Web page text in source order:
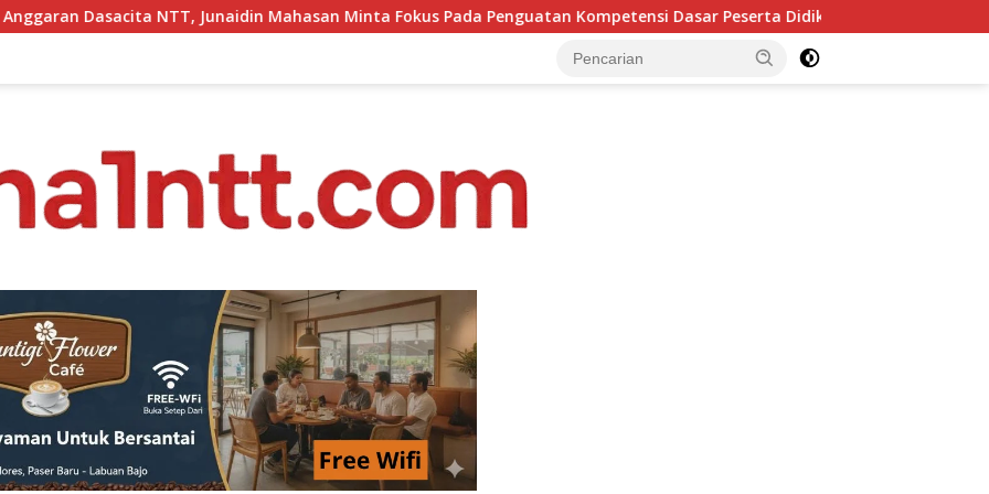
Mahasan Minta Fokus Pada Penguatan Kompetensi Dasar Peserta Didik Revitalisasi SDK Wano Senilai Rp2,17